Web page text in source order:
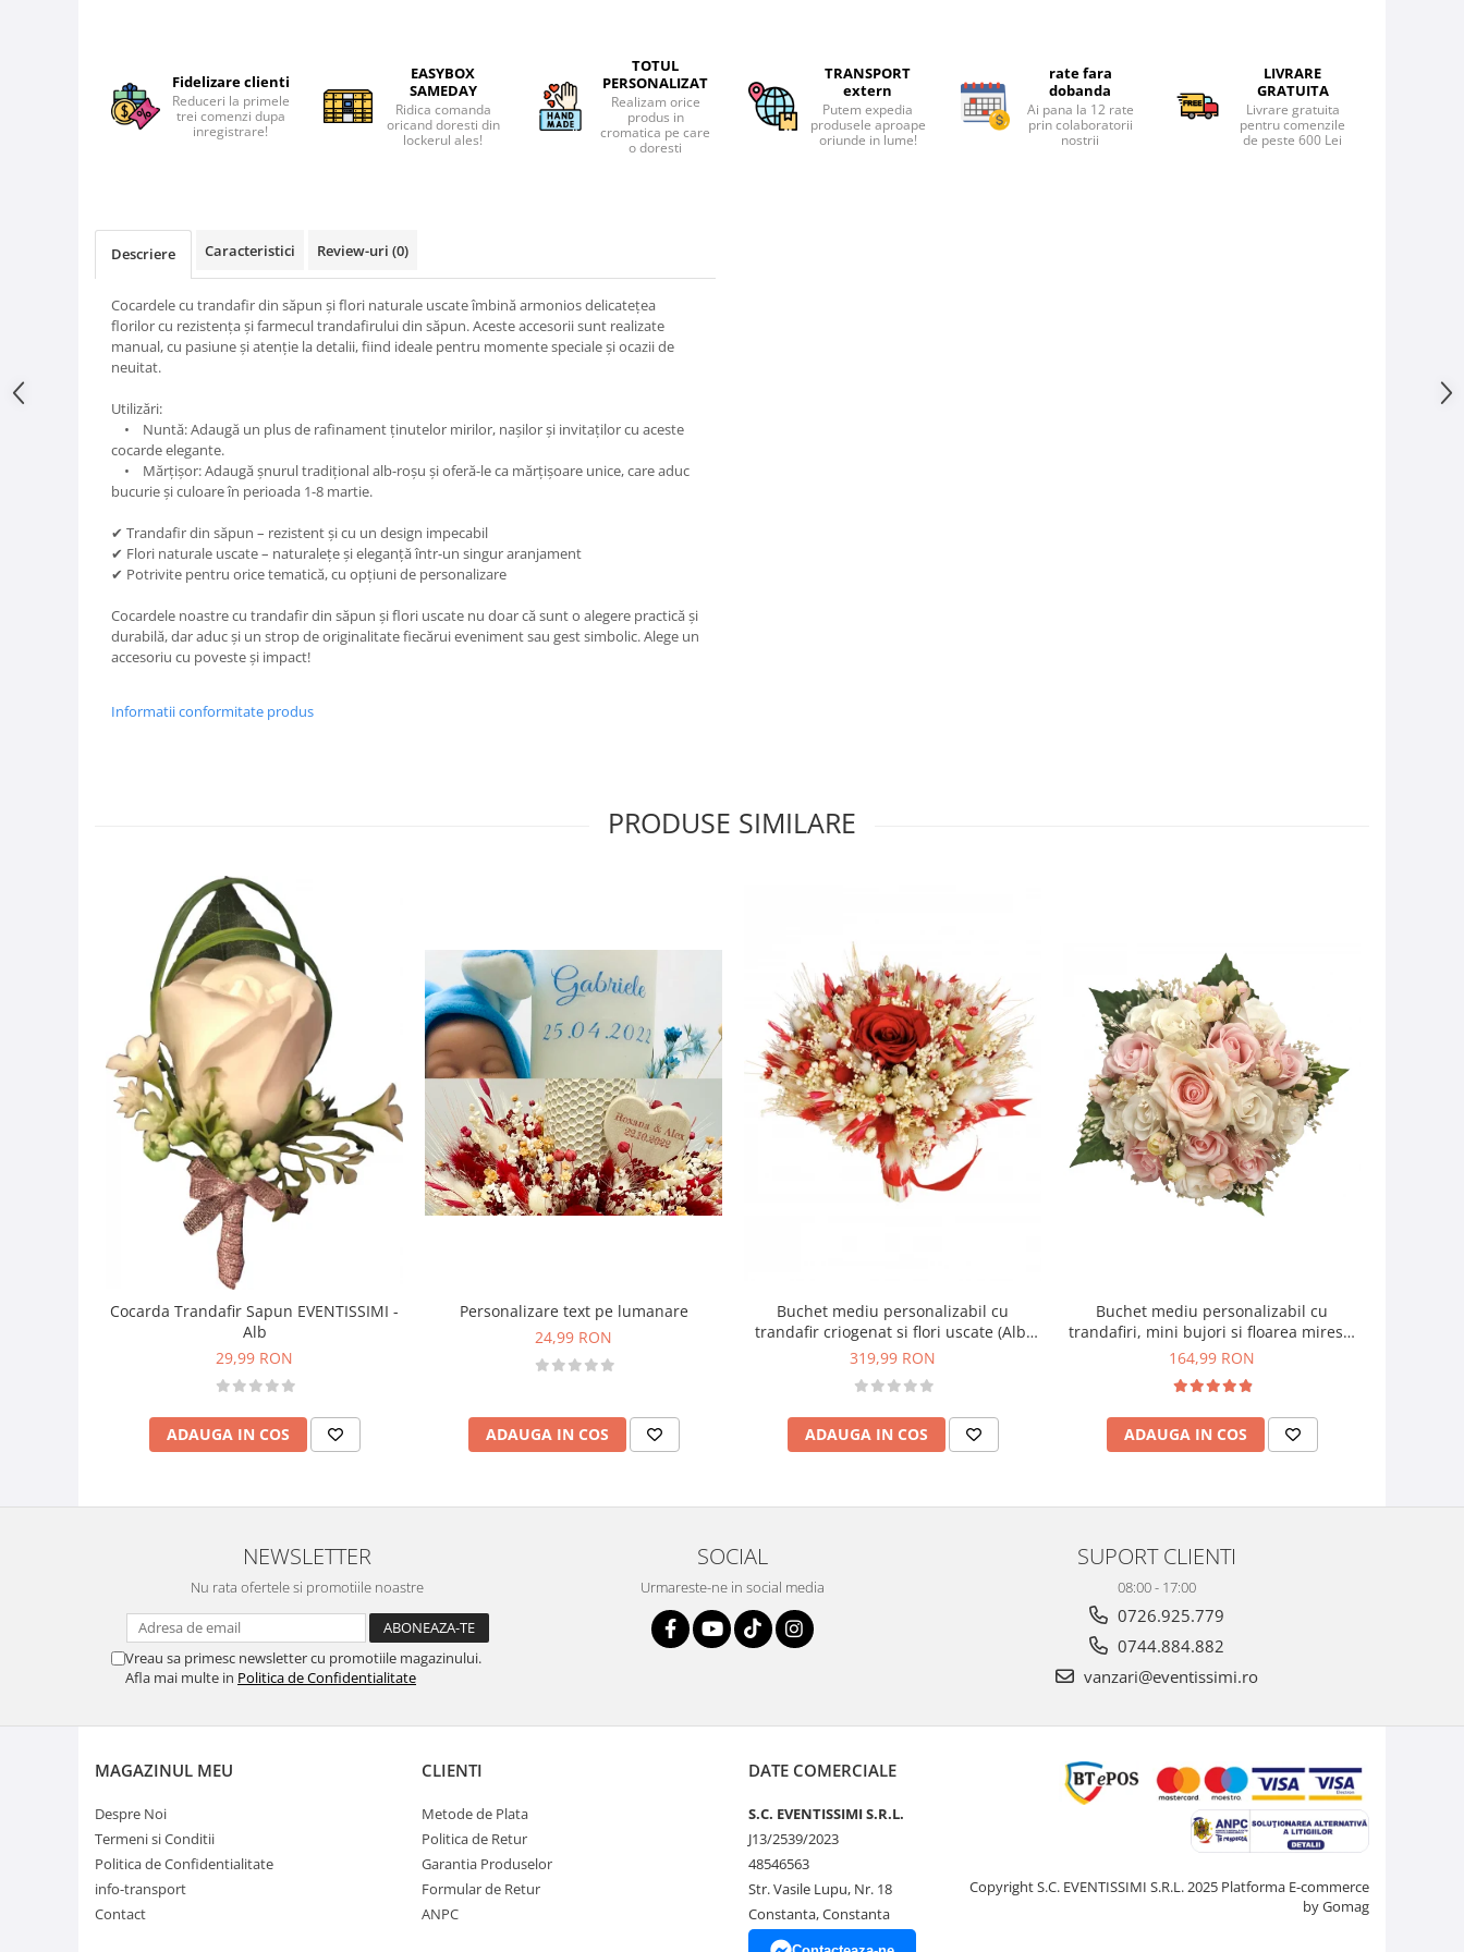
Fidelizare clienti
Reduceri la primele
trei comenzi dupa
inregistrare!
EASYBOX
SAMEDAY
Ridica comanda
oricand doresti din
lockerul ales!
TOTUL
PERSONALIZAT
Realizam orice
produs in
cromatica pe care
o doresti
TRANSPORT
extern
Putem expedia
produsele aproape
oriunde in lume!
rate fara
dobanda
Ai pana la 12 rate
prin colaboratorii
nostrii
LIVRARE
GRATUITA
Livrare gratuita
pentru comenzile
de peste 600 Lei
Descriere Caracteristici Review-uri (0)
Cocardele cu trandafir din săpun și flori naturale uscate îmbină armonios delicatețea
florilor cu rezistența și farmecul trandafirului din săpun. Aceste accesorii sunt realizate
manual, cu pasiune și atenție la detalii, fiind ideale pentru momente speciale și ocazii de
neuitat.
Utilizări:
• Nuntă: Adaugă un plus de rafinament ținutelor mirilor, nașilor și invitaților cu aceste
cocarde elegante.
• Mărțișor: Adaugă șnurul tradițional alb-roșu și oferă-le ca mărțișoare unice, care aduc
bucurie și culoare în perioada 1-8 martie.
✔ Trandafir din săpun – rezistent și cu un design impecabil
✔ Flori naturale uscate – naturalețe și eleganță într-un singur aranjament
✔ Potrivite pentru orice tematică, cu opțiuni de personalizare
Cocardele noastre cu trandafir din săpun și flori uscate nu doar că sunt o alegere practică și
durabilă, dar aduc și un strop de originalitate fiecărui eveniment sau gest simbolic. Alege un
accesoriu cu poveste și impact!
Informatii conformitate produs
PRODUSE SIMILARE
Cocarda Trandafir Sapun EVENTISSIMI -
Alb
29,99 RON
ADAUGA IN COS
Personalizare text pe lumanare
24,99 RON
ADAUGA IN COS
Buchet mediu personalizabil cu
trandafir criogenat si flori uscate (Alb,
Rosu)
319,99 RON
ADAUGA IN COS
Buchet mediu personalizabil cu
trandafiri, mini bujori si floarea miresei
(Alb, Roz)
164,99 RON
ADAUGA IN COS
NEWSLETTER
Nu rata ofertele si promotiile noastre
Vreau sa primesc newsletter cu promotiile magazinului.
Afla mai multe in Politica de Confidentialitate
SOCIAL
Urmareste-ne in social media
SUPORT CLIENTI
08:00 - 17:00
0726.925.779
0744.884.882
vanzari@eventissimi.ro
MAGAZINUL MEU
Despre Noi
Termeni si Conditii
Politica de Confidentialitate
info-transport
Contact
CLIENTI
Metode de Plata
Politica de Retur
Garantia Produselor
Formular de Retur
ANPC
DATE COMERCIALE
S.C. EVENTISSIMI S.R.L.
J13/2539/2023
48546563
Str. Vasile Lupu, Nr. 18
Constanta, Constanta
Copyright S.C. EVENTISSIMI S.R.L. 2025 Platforma E-commerce
by Gomag